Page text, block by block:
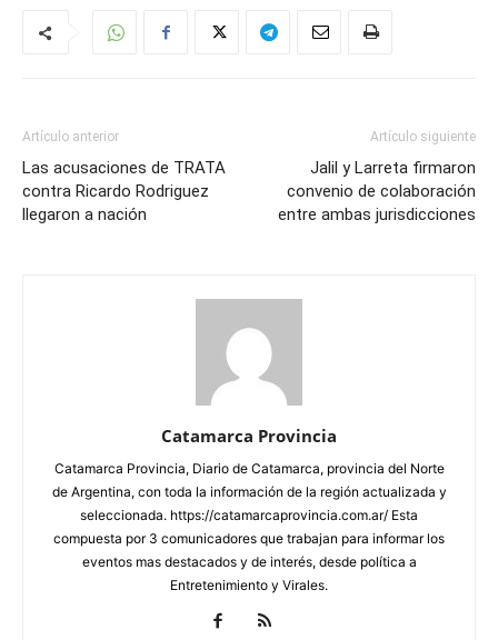
Artículo anterior
Las acusaciones de TRATA
contra Ricardo Rodriguez
llegaron a nación
Artículo siguiente
Jalil y Larreta firmaron
convenio de colaboración
entre ambas jurisdicciones
Catamarca Provincia
Catamarca Provincia, Diario de Catamarca, provincia del Norte
de Argentina, con toda la información de la región actualizada y
seleccionada. https://catamarcaprovincia.com.ar/ Esta
compuesta por 3 comunicadores que trabajan para informar los
eventos mas destacados y de interés, desde política a
Entretenimiento y Virales.